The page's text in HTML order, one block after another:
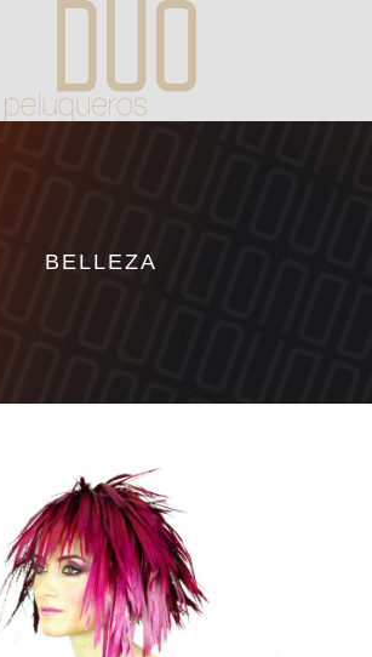
BELLEZA